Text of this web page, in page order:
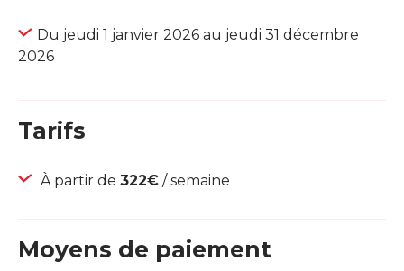
Du jeudi 1 janvier 2026 au jeudi 31 décembre
2026
Tarifs
À partir de 322€ / semaine
Moyens de paiement